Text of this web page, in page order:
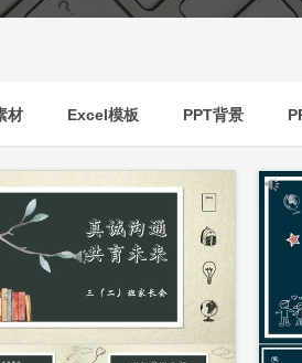
材 Excel模板 PPT背景